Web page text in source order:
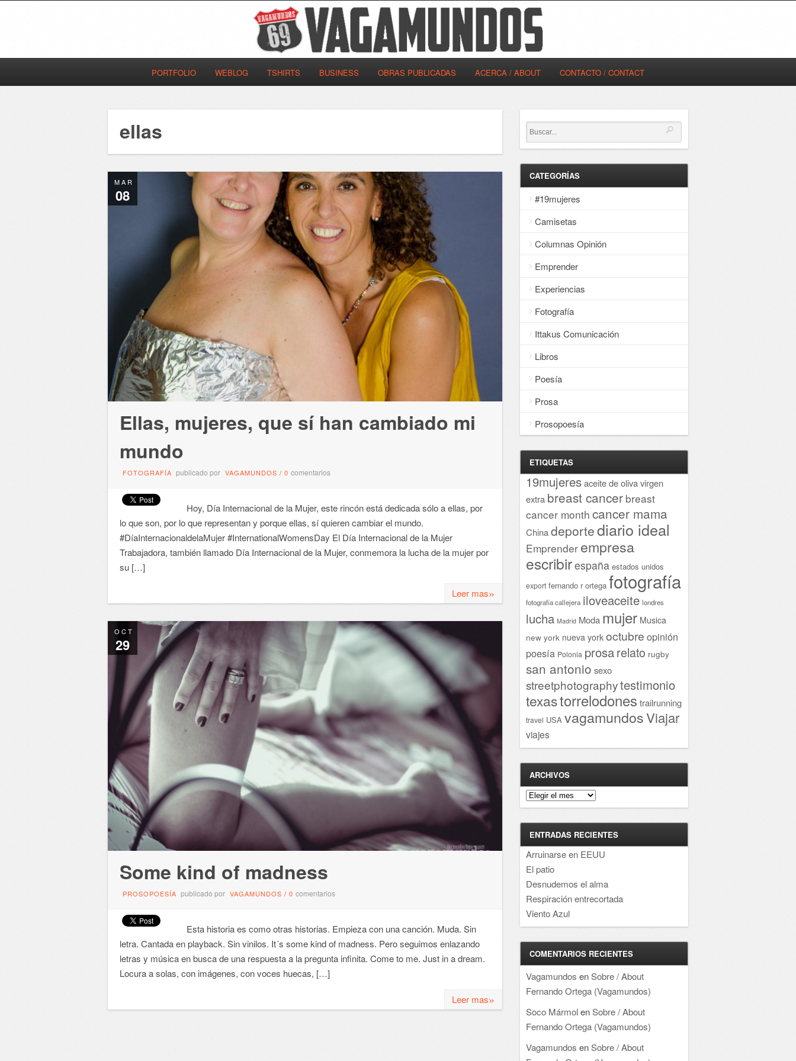
PORTFOLIO WEBLOG TSHIRTS BUSINESS OBRAS PUBLICADAS ACERCA / ABOUT CONTACTO / CONTACT
ellas
MAR
08
Ellas, mujeres, que sí han cambiado mi
mundo
FOTOGRAFÍA publicado por VAGAMUNDOS / 0 comentarios
Hoy, Día Internacional de la Mujer, este rincón está dedicada sólo a ellas, por
lo que son, por lo que representan y porque ellas, sí quieren cambiar el mundo.
#DíaInternacionaldelaMujer #InternationalWomensDay El Día Internacional de la Mujer
Trabajadora, también llamado Día Internacional de la Mujer, conmemora la lucha de la mujer por
su […]
Leer mas»
OCT
29
Some kind of madness
PROSOPOESÍA publicado por VAGAMUNDOS / 0 comentarios
Esta historia es como otras historias. Empieza con una canción. Muda. Sin
letra. Cantada en playback. Sin vinilos. It´s some kind of madness. Pero seguimos enlazando
letras y música en busca de una respuesta a la pregunta infinita. Come to me. Just in a dream.
Locura a solas, con imágenes, con voces huecas, […]
Leer mas»
CATEGORÍAS
#19mujeres
Camisetas
Columnas Opinión
Emprender
Experiencias
Fotografía
Ittakus Comunicación
Libros
Poesía
Prosa
Prosopoesía
ETIQUETAS
19mujeresaceite de oliva virgen
extra breast cancer breast
cancer month cancer mama
Chinadeportediario ideal
Emprender empresa
escribirespaña estados unidos
export fernando r ortega fotografía
fotografía callejera iloveaceite londres
lucha Madrid Moda mujer Musica
new york nueva york octubre opinión
poesía Polonia prosarelato rugby
san antonio sexo
streetphotographytestimonio
texastorrelodones trailrunning
travel USA vagamundosViajar
viajes
ARCHIVOS
Archivos
ENTRADAS RECIENTES
Arruinarse en EEUU
El patio
Desnudemos el alma
Respiración entrecortada
Viento Azul
COMENTARIOS RECIENTES
Vagamundos enSobre / About
Fernando Ortega (Vagamundos)
Soco MármolenSobre / About
Fernando Ortega (Vagamundos)
Vagamundos enSobre / About